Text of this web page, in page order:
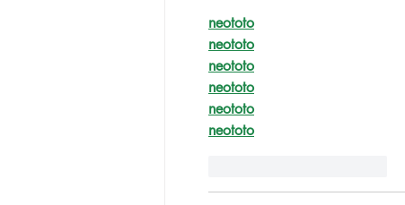
neototo
neototo
neototo
neototo
neototo
neototo